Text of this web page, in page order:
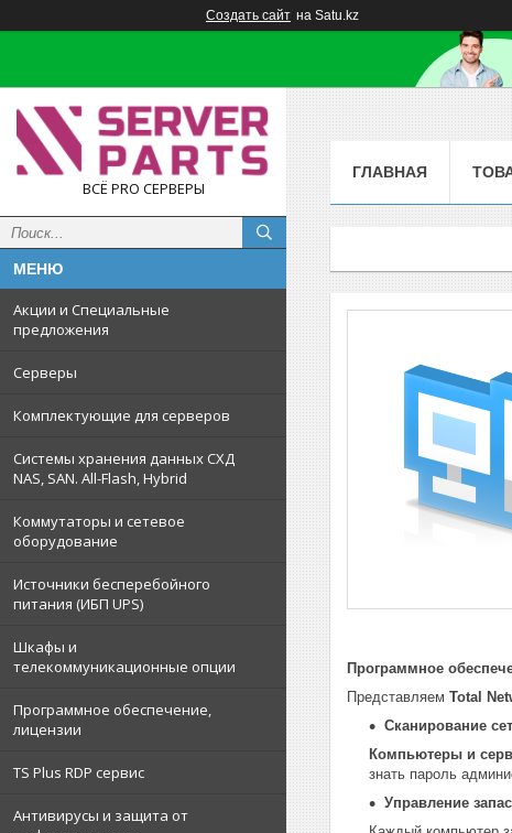
Создать сайт на Satu.kz
ВСЁ PRO СЕРВЕРЫ
Акции и Специальные
предложения
Серверы
Комплектующие для серверов
Системы хранения данных СХД
NAS, SAN. All-Flash, Hybrid
Коммутаторы и сетевое
оборудование
Источники бесперебойного
питания (ИБП UPS)
Шкафы и
телекоммуникационные опции
Программное обеспечение,
лицензии
TS Plus RDP сервис
Антивирусы и защита от
ГЛАВНАЯ
Программное
Представляем Total
Сканирование
Компьютеры и
знать пароль
Управление